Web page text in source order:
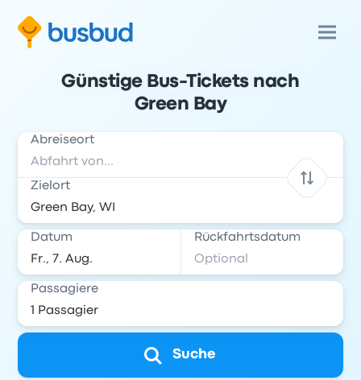
Günstige Bus-Tickets nach
Green Bay
Abreiseort
Zielort
Datum Rückfahrtsdatum
Passagiere
Suche